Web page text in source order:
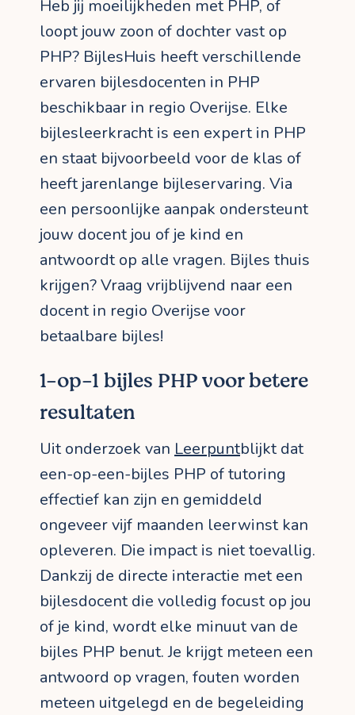
Heb jij moeilijkheden met PHP, of
loopt jouw zoon of dochter vast op
PHP? BijlesHuis heeft verschillende
ervaren bijlesdocenten in PHP
beschikbaar in regio Overijse. Elke
bijlesleerkracht is een expert in PHP
en staat bijvoorbeeld voor de klas of
heeft jarenlange bijleservaring. Via
een persoonlijke aanpak ondersteunt
jouw docent jou of je kind en
antwoordt op alle vragen. Bijles thuis
krijgen? Vraag vrijblijvend naar een
docent in regio Overijse voor
betaalbare bijles!
1-op-1 bijles PHP voor betere
resultaten
Uit onderzoek van Leerpuntblijkt dat
een-op-een-bijles PHP of tutoring
effectief kan zijn en gemiddeld
ongeveer vijf maanden leerwinst kan
opleveren. Die impact is niet toevallig.
Dankzij de directe interactie met een
bijlesdocent die volledig focust op jou
of je kind, wordt elke minuut van de
bijles PHP benut. Je krijgt meteen een
antwoord op vragen, fouten worden
meteen uitgelegd en de begeleiding